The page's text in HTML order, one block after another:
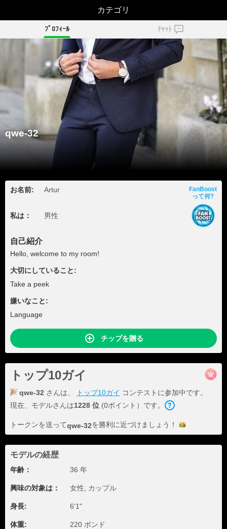
qwe-32
ﾌﾟﾛﾌｨｰﾙ ﾁｬｯﾄ
qwe-32
お名前: Artur
私は： 男性
FanBoost
って何?
自己紹介
Hello, welcome to my room!
大切にしていること:
Take a peek
嫌いなこと:
Language
チップを贈る
トップ10ガイ
qwe-32 さんは、 トップ10ガイ コンテストに参加中です。
現在、モデルさんは1228 位 (0ポイント）です。
トークンを送ってqwe-32を勝利に近づけま しょう！
モデルの経歴
年齢： 36 年
興味の対象は： 女性, カップル
身長: 6'1"
体重: 220 ポンド
カテゴリ